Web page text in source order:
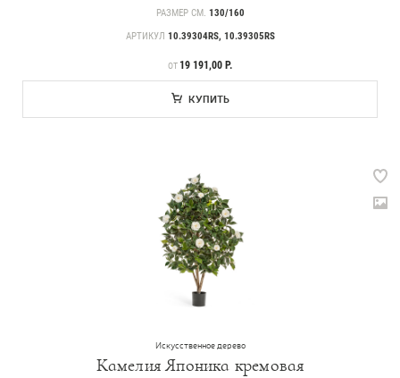
РАЗМЕР СМ. 130/160
АРТИКУЛ 10.39304RS, 10.39305RS
ЦЕНА
ОТ 19 191,00 Р.
КУПИТЬ
Искусственное дерево
Камелия Японика кремовая